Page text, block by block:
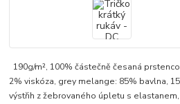
190g/m², 100% částečně česaná
2% viskóza, grey melange: 85% bavlna,
výstřih z žebrovaného úpletu s